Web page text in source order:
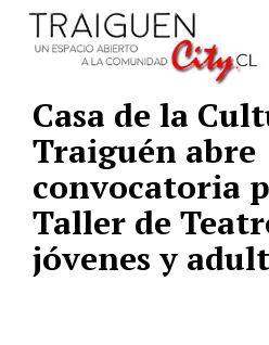
Casa de la
Traiguén abre
convocatoria
Taller de
jóvenes y